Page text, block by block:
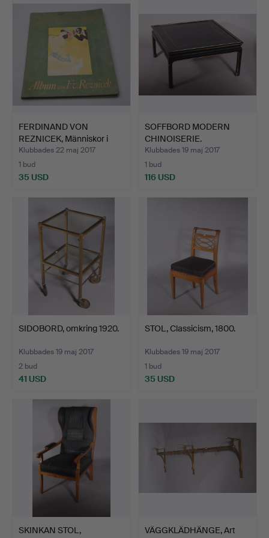
FERDINAND VON
REZNICEK, Människor i
kärlek…
Klubbades 22 maj 2017
1 bud
35 USD
SOFFBORD MODERN
CHINOISERIE.
Klubbades 19 maj 2017
1 bud
116 USD
SIDOBORD, omkring 1920.
Klubbades 19 maj 2017
2 bud
41 USD
STOL, Classicism, 1800.
Klubbades 19 maj 2017
1 bud
35 USD
SKINKAN STOL,
VÄGGKLÄDHÄNGE, Art